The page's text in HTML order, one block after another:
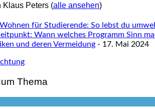
Klaus Peters (alle ansehen)
für Studierende: So lebst du
Wann welches Programm Sinn
und deren Vermeidung - 17. Mai 2024
Thema